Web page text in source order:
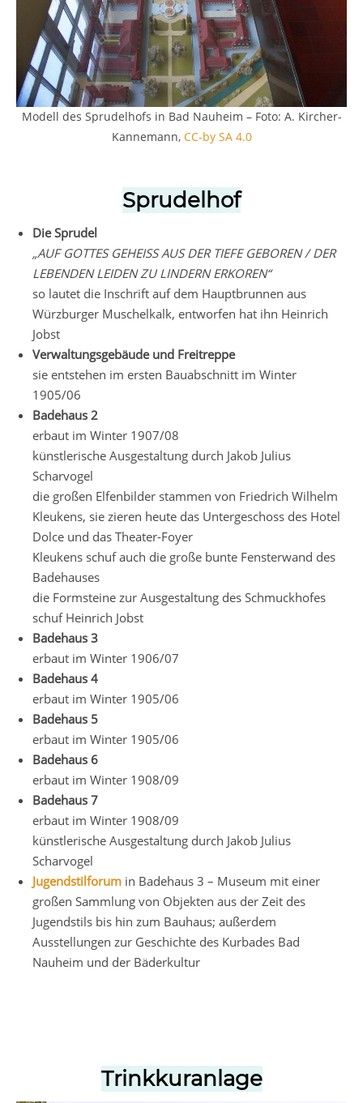
Modell des Sprudelhofs in Bad Nauheim – Foto: A. Kircher-
Kannemann,CC-by SA 4.0
Sprudelhof
Die Sprudel
„AUF GOTTES GEHEISS AUS DER TIEFE GEBOREN / DER
LEBENDEN LEIDEN ZU LINDERN ERKOREN“
so lautet die Inschrift auf dem Hauptbrunnen aus
Würzburger Muschelkalk, entworfen hat ihn Heinrich
Jobst
Verwaltungsgebäude und Freitreppe
sie entstehen im ersten Bauabschnitt im Winter
1905/06
Badehaus 2
erbaut im Winter 1907/08
künstlerische Ausgestaltung durch Jakob Julius
Scharvogel
die großen Elfenbilder stammen von Friedrich Wilhelm
Kleukens, sie zieren heute das Untergeschoss des Hotel
Dolce und das Theater-Foyer
Kleukens schuf auch die große bunte Fensterwand des
Badehauses
die Formsteine zur Ausgestaltung des Schmuckhofes
schuf Heinrich Jobst
Badehaus 3
erbaut im Winter 1906/07
Badehaus 4
erbaut im Winter 1905/06
Badehaus 5
erbaut im Winter 1905/06
Badehaus 6
erbaut im Winter 1908/09
Badehaus 7
erbaut im Winter 1908/09
künstlerische Ausgestaltung durch Jakob Julius
Scharvogel
Jugendstilforum in Badehaus 3 – Museum mit einer
großen Sammlung von Objekten aus der Zeit des
Jugendstils bis hin zum Bauhaus; außerdem
Ausstellungen zur Geschichte des Kurbades Bad
Nauheim und der Bäderkultur
Trinkkuranlage